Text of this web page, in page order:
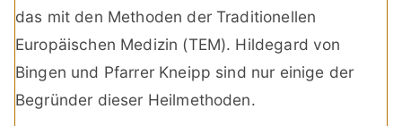
das mit den Methoden der Traditionellen
Europäischen Medizin (TEM). Hildegard von
Bingen und Pfarrer Kneipp sind nur einige der
Begründer dieser Heilmethoden.